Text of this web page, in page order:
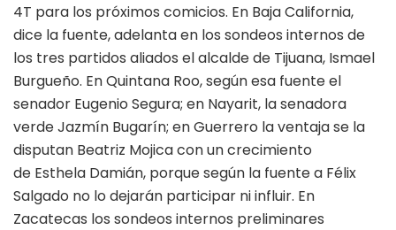
4T para los próximos comicios. En Baja California,
dice la fuente, adelanta en los sondeos internos de
los tres partidos aliados el alcalde de Tijuana, Ismael
Burgueño. En Quintana Roo, según esa fuente el
senador Eugenio Segura; en Nayarit, la senadora
verde Jazmín Bugarín; en Guerrero la ventaja se la
disputan Beatriz Mojica con un crecimiento
de Esthela Damián, porque según la fuente a Félix
Salgado no lo dejarán participar ni influir. En
Zacatecas los sondeos internos preliminares